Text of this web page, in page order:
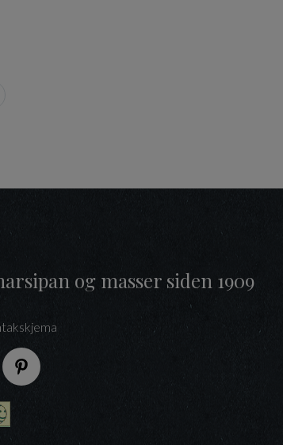
og masser siden 1909
på Instagram
Følg oss på Pinterest